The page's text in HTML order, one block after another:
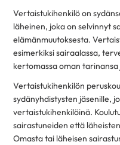
Vertaistukihenkilö on
läheinen, joka on selvinnyt
elämänmuutoksesta.
esimerkiksi sairaalassa,
kertomassa oman
Vertaistukihenkilön
sydänyhdistysten jäsenille,
vertaistukihenkilöinä.
sairastuneiden että
Omasta tai läheisen